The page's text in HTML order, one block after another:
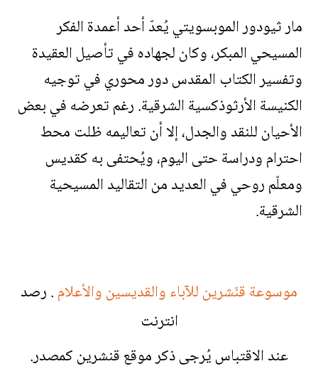
مار ثيودور الموبسويتي يُعدّ أحد أعمدة الفكر
المسيحي المبكر، وكان لجهاده في تأصيل العقيدة
وتفسير الكتاب المقدس دور محوري في توجيه
الكنيسة الأرثوذكسية الشرقية. رغم تعرضه في بعض
الأحيان للنقد والجدل، إلا أن تعاليمه ظلت محط
احترام ودراسة حتى اليوم، ويُحتفى به كقديس
ومعلّم روحي في العديد من التقاليد المسيحية
الشرقية.
موسوعة قنّشرين للآباء والقديسين والأعلام. رصد
انترنت
عند الاقتباس يُرجى ذكر موقع قنشرين كمصدر.